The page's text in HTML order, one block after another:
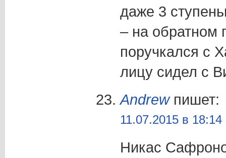
даже 3
– на обратном
поручкался с
лицу сидел с
Andrewпишет:
11.07.2015 в 18:14
Никас